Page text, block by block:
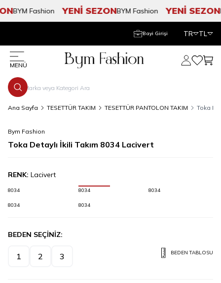
BYM Fashion YENİ SEZONBYM Fashion YENİ SEZON
Bayi Girişi TR TL
MENÜ
Hesabım
Ana Sayfa TESETTÜR TAKIM TESETTÜR PANTOLON TAKIM Toka
Bym Fashion
Toka Detaylı İkili Takım 8034 Lacivert
RENK: Lacivert
8034 8034 8034
8034 8034
BEDEN SEÇİNİZ:
1 2 3 BEDEN TABLOSU